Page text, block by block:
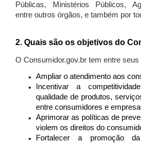
Públicas, Ministérios Públicos,
entre outros órgãos, e também por
2. Quais são os objetivos do
O Consumidor.gov.br tem entre
Ampliar o atendimento aos
Incentivar a
qualidade de produtos,
entre consumidores e
Aprimorar as políticas de
violem os direitos do
Fortalecer a promoção